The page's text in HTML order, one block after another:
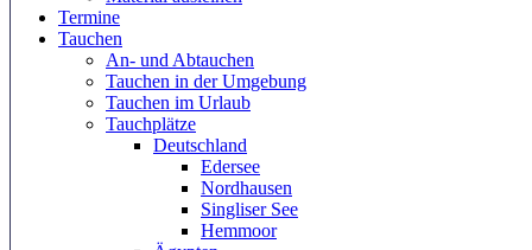
Termine
Tauchen
An- und Abtauchen
Tauchen in der Umgebung
Tauchen im Urlaub
Tauchplätze
Deutschland
Edersee
Nordhausen
Singliser See
Hemmoor